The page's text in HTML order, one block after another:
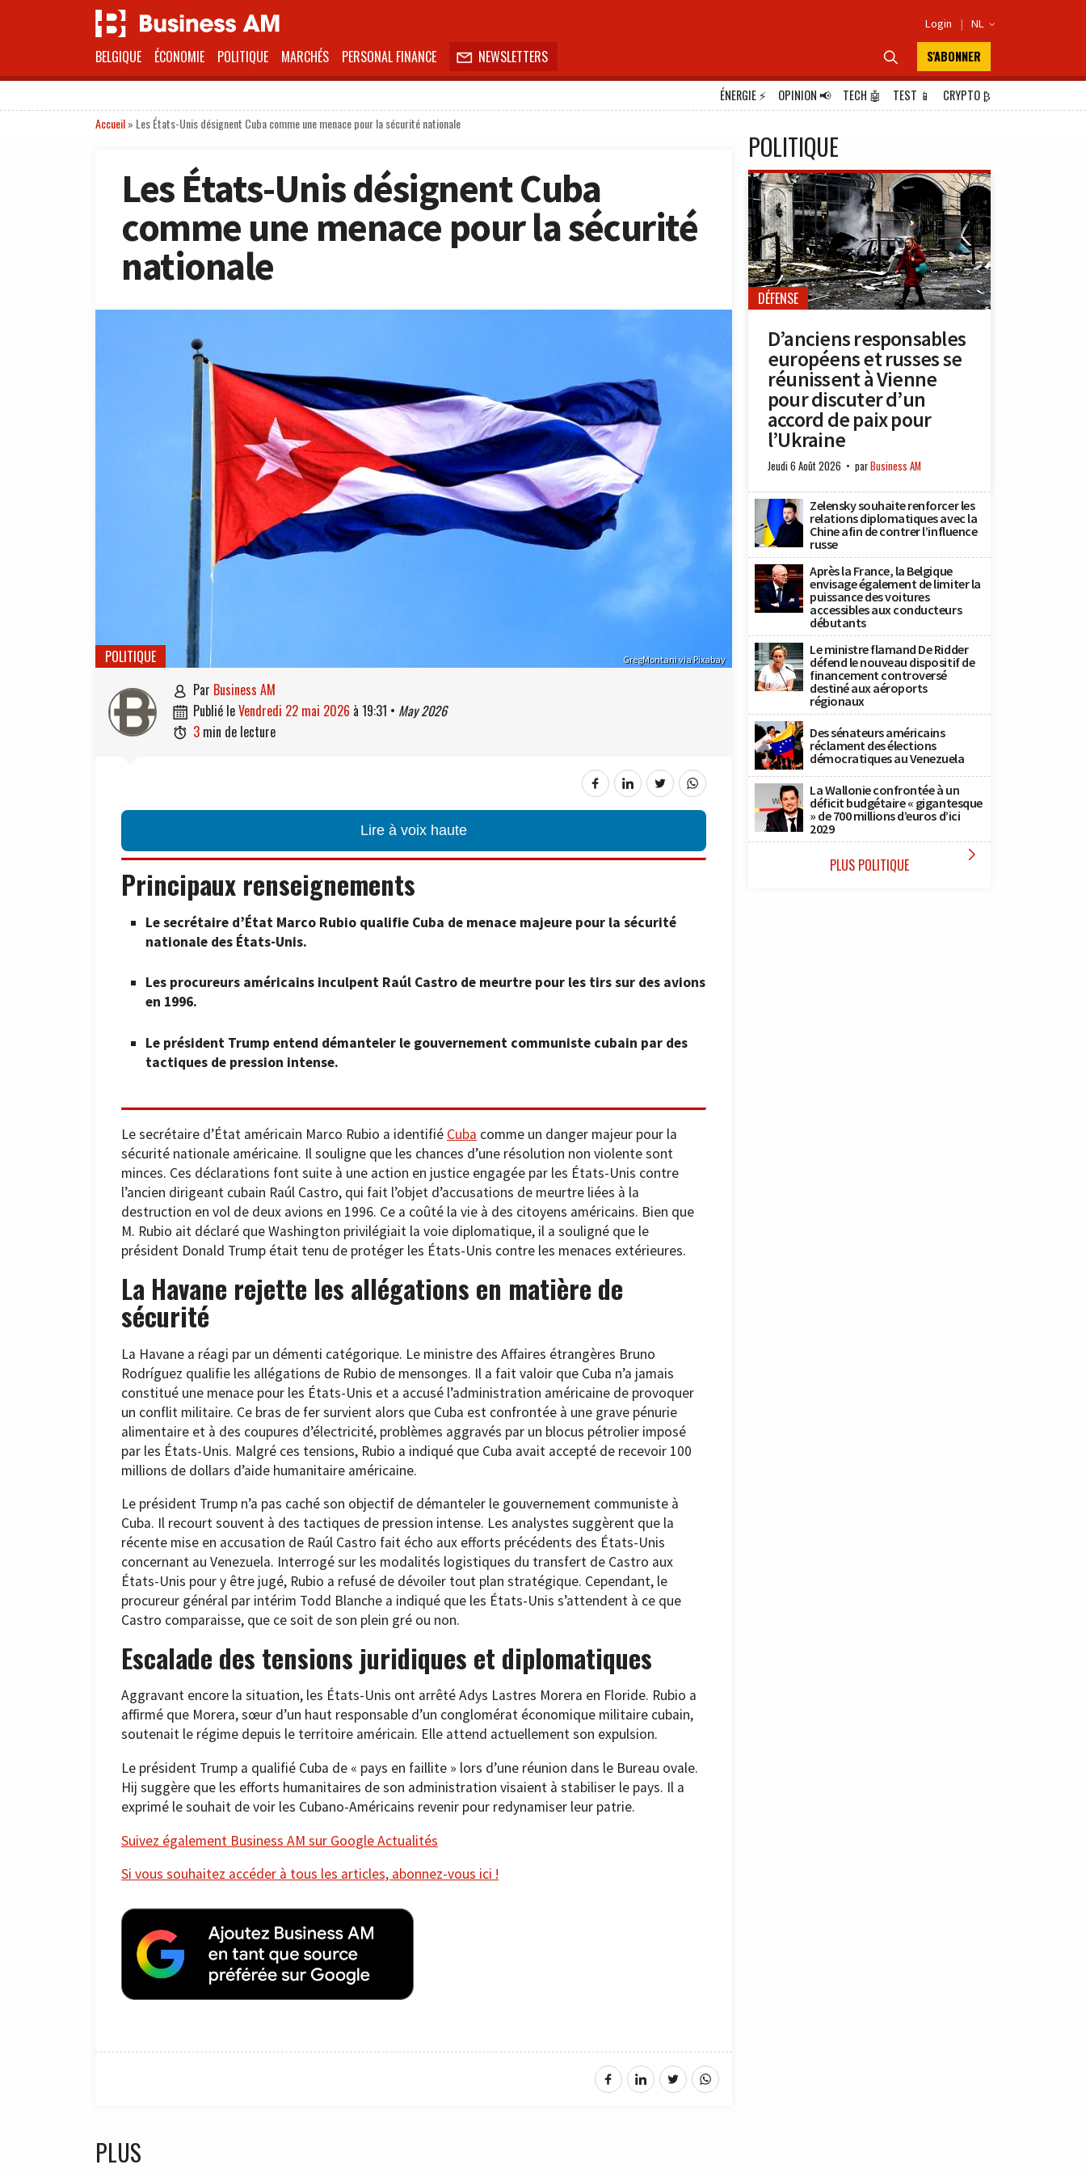
Login | NL 
BELGIQUE ÉCONOMIE POLITIQUE MARCHÉS PERSONAL FINANCE  NEWSLETTERS  S'ABONNER
ÉNERGIE⚡ OPINION📢 TECH 🤖 TEST 📱 CRYPTO₿
Accueil» Les États-Unis désignent Cuba comme une menace pour la sécurité nationale
Les États-Unis désignent Cuba
comme une menace pour la sécurité
nationale
GregMontani via Pixabay
POLITIQUE
 par Business AM
 publié le vendredi 22 mai 2026 à 19:31 • May 2026
 3 min de lecture
Lire à voix haute
Principaux renseignements
Le secrétaire d’État Marco Rubio qualifie Cuba de menace majeure pour la sécurité
nationale des États-Unis.
Les procureurs américains inculpent Raúl Castro de meurtre pour les tirs sur des avions
en 1996.
Le président Trump entend démanteler le gouvernement communiste cubain par des
tactiques de pression intense.
Le secrétaire d’État américain Marco Rubio a identifié Cuba comme un danger majeur pour la
sécurité nationale américaine. Il souligne que les chances d’une résolution non violente sont
minces. Ces déclarations font suite à une action en justice engagée par les États-Unis contre
l’ancien dirigeant cubain Raúl Castro, qui fait l’objet d’accusations de meurtre liées à la
destruction en vol de deux avions en 1996. Ce a coûté la vie à des citoyens américains. Bien que
M. Rubio ait déclaré que Washington privilégiait la voie diplomatique, il a souligné que le
président Donald Trump était tenu de protéger les États-Unis contre les menaces extérieures.
La Havane rejette les allégations en matière de
sécurité
La Havane a réagi par un démenti catégorique. Le ministre des Affaires étrangères Bruno
Rodríguez qualifie les allégations de Rubio de mensonges. Il a fait valoir que Cuba n’a jamais
constitué une menace pour les États-Unis et a accusé l’administration américaine de provoquer
un conflit militaire. Ce bras de fer survient alors que Cuba est confrontée à une grave pénurie
alimentaire et à des coupures d’électricité, problèmes aggravés par un blocus pétrolier imposé
par les États-Unis. Malgré ces tensions, Rubio a indiqué que Cuba avait accepté de recevoir 100
millions de dollars d’aide humanitaire américaine.
Le président Trump n’a pas caché son objectif de démanteler le gouvernement communiste à
Cuba. Il recourt souvent à des tactiques de pression intense. Les analystes suggèrent que la
récente mise en accusation de Raúl Castro fait écho aux efforts précédents des États-Unis
concernant au Venezuela. Interrogé sur les modalités logistiques du transfert de Castro aux
États-Unis pour y être jugé, Rubio a refusé de dévoiler tout plan stratégique. Cependant, le
procureur général par intérim Todd Blanche a indiqué que les États-Unis s’attendent à ce que
Castro comparaisse, que ce soit de son plein gré ou non.
Escalade des tensions juridiques et diplomatiques
Aggravant encore la situation, les États-Unis ont arrêté Adys Lastres Morera en Floride. Rubio a
affirmé que Morera, sœur d’un haut responsable d’un conglomérat économique militaire cubain,
soutenait le régime depuis le territoire américain. Elle attend actuellement son expulsion.
Le président Trump a qualifié Cuba de « pays en faillite » lors d’une réunion dans le Bureau ovale.
Hij suggère que les efforts humanitaires de son administration visaient à stabiliser le pays. Il a
exprimé le souhait de voir les Cubano-Américains revenir pour redynamiser leur patrie.
Suivez également Business AM sur Google Actualités
Si vous souhaitez accéder à tous les articles, abonnez-vous ici !
PLUS
POLITIQUE
DÉFENSE
D’anciens responsables
européens et russes se
réunissent à Vienne
pour discuter d’un
accord de paix pour
l’Ukraine
Jeudi 6 Août 2026 parBusiness AM
Zelensky souhaite renforcer les
relations diplomatiques avec la
Chine afin de contrer l’influence
russe
Après la France, la Belgique
envisage également de limiter la
puissance des voitures
accessibles aux conducteurs
débutants
Le ministre flamand De Ridder
défend le nouveau dispositif de
financement controversé
destiné aux aéroports
régionaux
Des sénateurs américains
réclament des élections
démocratiques au Venezuela
La Wallonie confrontée à un
déficit budgétaire « gigantesque
» de 700 millions d’euros d’ici
2029
PLUS POLITIQUE 